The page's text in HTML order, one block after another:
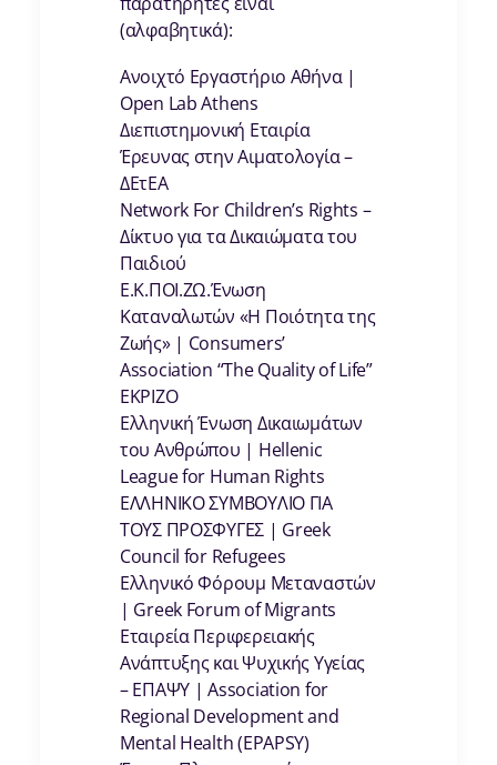
(αλφαβητικά):
Ανοιχτό Εργαστήριο Αθήνα |
Open Lab Athens
Διεπιστημονική Εταιρία
Έρευνας στην Αιματολογία –
ΔΕτΕΑ
Network For Children’s Rights –
Δίκτυο για τα Δικαιώματα του
Παιδιού
Ε.Κ.ΠΟΙ.ΖΩ.Ένωση
Καταναλωτών «Η Ποιότητα της
Ζωής» | Consumers’
Association “The Quality of Life”
EKPIZO
Ελληνική Ένωση Δικαιωμάτων
του Ανθρώπου | Hellenic
League for Human Rights
ΕΛΛΗΝΙΚΟ ΣΥΜΒΟΥΛΙΟ ΓΙΑ
ΤΟΥΣ ΠΡΟΣΦΥΓΕΣ | Greek
Council for Refugees
Ελληνικό Φόρουμ Μεταναστών
| Greek Forum of Migrants
Εταιρεία Περιφερειακής
Ανάπτυξης και Ψυχικής Υγείας
– ΕΠΑΨΥ | Association for
Regional Development and
Mental Health (EPAPSY)